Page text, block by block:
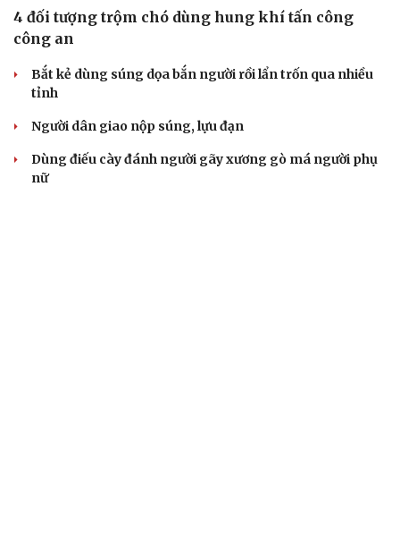
4 đối tượng trộm chó dùng hung khí tấn công
công an
Bắt kẻ dùng súng dọa bắn người rồi lẩn trốn qua nhiều
tỉnh
Người dân giao nộp súng, lựu đạn
Dùng điếu cày đánh người gãy xương gò má người phụ
nữ